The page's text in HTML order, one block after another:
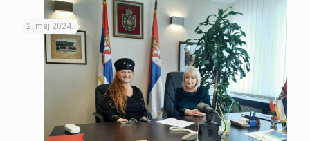
2. maj 2024.